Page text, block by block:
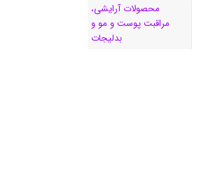
محصولات آرایشی،
مراقبت پوست و مو و
بدلیجات